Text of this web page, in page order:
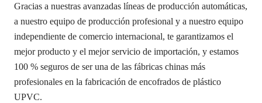
Gracias a nuestras avanzadas líneas de producción automáticas,
a nuestro equipo de producción profesional y a nuestro equipo
independiente de comercio internacional, te garantizamos el
mejor producto y el mejor servicio de importación, y estamos
100 % seguros de ser una de las fábricas chinas más
profesionales en la fabricación de encofrados de plástico
UPVC.